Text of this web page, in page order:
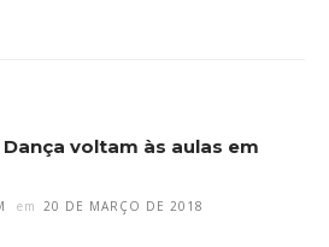
voltam às aulas em
em 20 DE MARÇO DE 2018